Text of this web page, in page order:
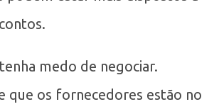
medo de negociar.
que os fornecedores estão no